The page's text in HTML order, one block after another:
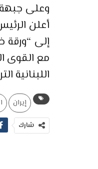
وعلى جبهة
أعلن
إلى
مع القوى
اللبنانية
إيران
شارك